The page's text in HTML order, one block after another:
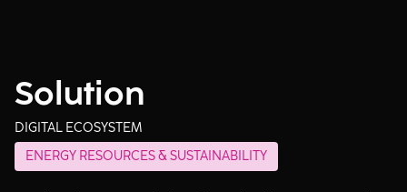
Solution
DIGITAL ECOSYSTEM
ENERGY RESOURCES & SUSTAINABILITY